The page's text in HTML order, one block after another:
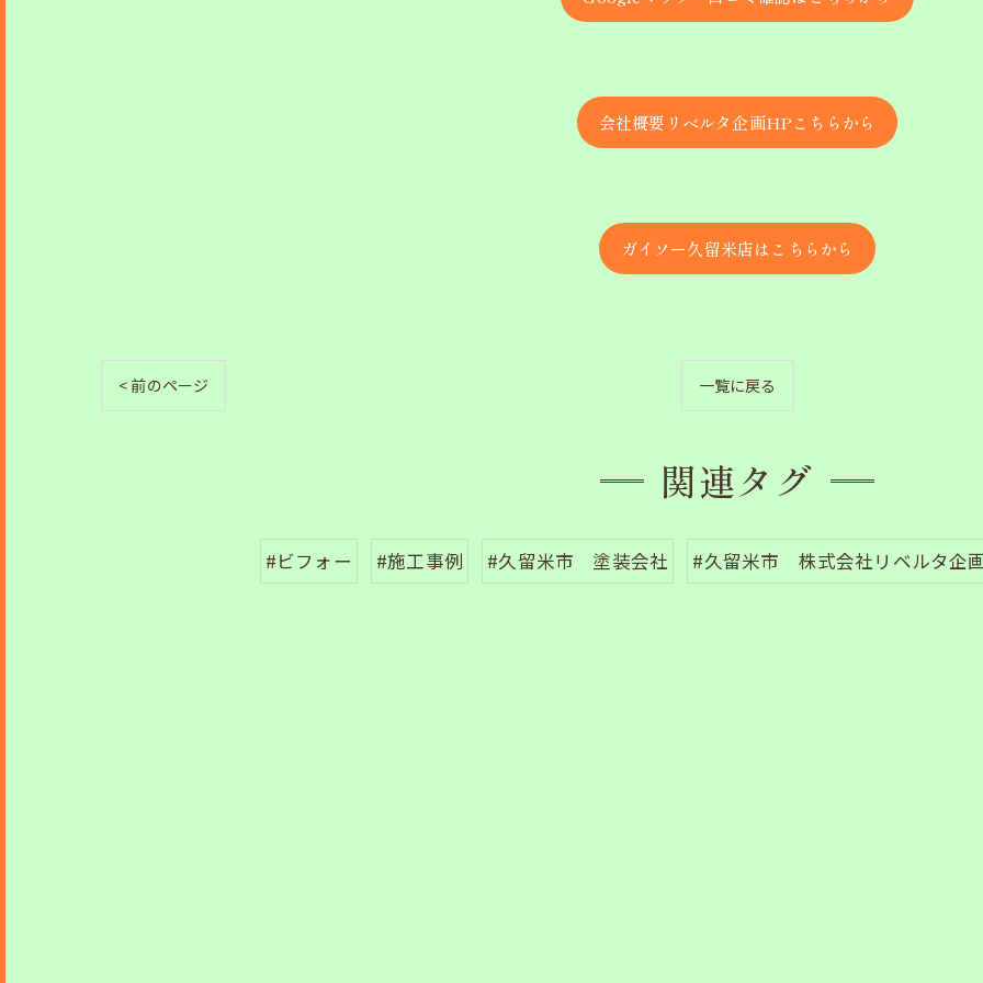
会社概要リベルタ企画HPこちらから
ガイソー久留米店はこちらから
< 前のページ 一覧に戻る
関連タグ
#ビフォー #施工事例 #久留米市 塗装会社 #久留米市 株式会社リベルタ企